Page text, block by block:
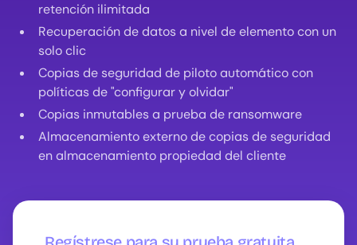
retención ilimitada
Recuperación de datos a nivel de elemento con un
solo clic
Copias de seguridad de piloto automático con
políticas de "configurar y olvidar"
Copias inmutables a prueba de ransomware
Almacenamiento externo de copias de seguridad
en almacenamiento propiedad del cliente